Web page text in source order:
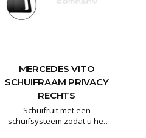
MERCEDES VITO
SCHUIFRAAM PRIVACY
RECHTS
Schuifruit met een
schuifsysteem zodat u het